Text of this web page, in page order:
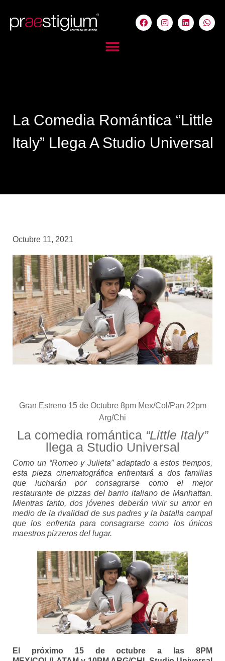
La Comedia Romántica “Little
Italy” Llega A Studio Universal
Octubre 11, 2021
Gran Estreno 15 de Octubre 8pm Mex/Col/Pan 22pm
Arg/Chi
La comedia romántica “Little Italy”
llega a Studio Universal
Como un “Romeo y Julieta” adaptado a estos tiempos,
esta pieza cinematográfica enfrentará a dos familias
que lucharán por consagrarse como el mejor
restaurante de pizzas del barrio italiano de Manhattan.
Mientras tanto, dos jóvenes deberán vivir su amor en
medio de la rivalidad de sus padres y la batalla campal
que los enfrenta para consagrarse como los únicos
maestros pizzeros del lugar.
El próximo 15 de octubre a las 8PM